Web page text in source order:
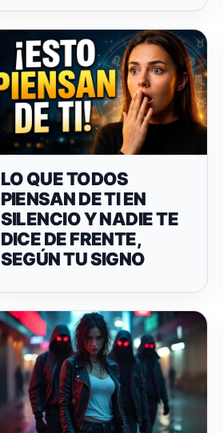
LO QUE TODOS
PIENSAN DE TI EN
SILENCIO Y NADIE TE
DICE DE FRENTE,
SEGÚN TU SIGNO